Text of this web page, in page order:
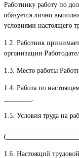
Работнику работу по
обязуется лично
условиями настоящего
1.2. Работник
организации
1.3. Место работы
1.4. Работа по
1.5. Условия труда на
1.6. Настоящий